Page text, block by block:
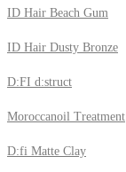
ID Hair Beach Gum
ID Hair Dusty Bronze
D:FI d:struct
Moroccanoil Treatment
D:fi Matte Clay